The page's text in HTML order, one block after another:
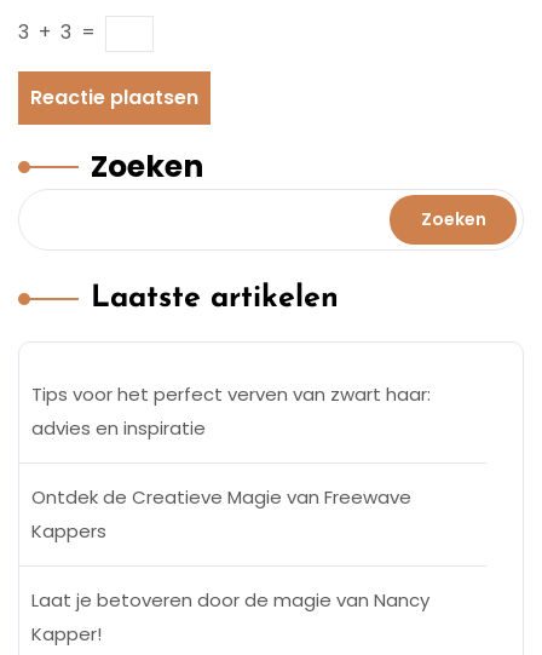
3 + 3 =
Zoeken
Zoeken
Laatste artikelen
Tips voor het perfect verven van zwart haar:
advies en inspiratie
Ontdek de Creatieve Magie van Freewave
Kappers
Laat je betoveren door de magie van Nancy
Kapper!